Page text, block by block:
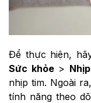
Để thực hiện,
Sức khỏe>
nhịp tim. Ngoài
tính năng theo